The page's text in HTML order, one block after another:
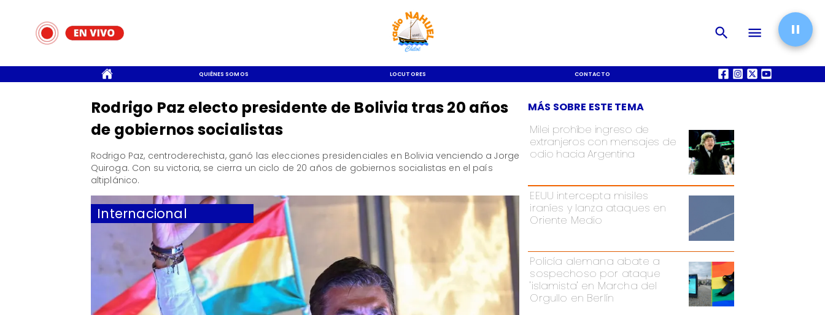
QUIÉNES SOMOS LOCUTORES CONTACTO QUIÉNES SOMOS
Internacional
Milei prohíbe ingreso de
extranjeros con mensajes de
odio hacia Argentina
EEUU intercepta misiles
iraníes y lanza ataques en
Oriente Medio
Policía alemana abate a
sospechoso por ataque
'islamista' en Marcha del
Orgullo en Berlín
MÁS SOBRE ESTE TEMA
Rodrigo Paz electo presidente de Bolivia tras 20 años
de gobiernos socialistas
Rodrigo Paz, centroderechista, ganó las elecciones presidenciales en Bolivia venciendo a Jorge
Quiroga. Con su victoria, se cierra un ciclo de 20 años de gobiernos socialistas en el país
altiplánico.